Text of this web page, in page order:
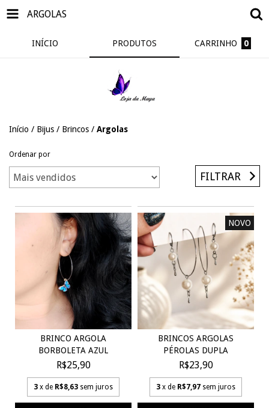
ARGOLAS
INÍCIO PRODUTOS CARRINHO 0
Início / Bijus / Brincos / Argolas
Ordenar por
FILTRAR
BRINCO ARGOLA
BORBOLETA AZUL
R$25,90
3 x de R$8,63 sem juros
NOVO
BRINCOS ARGOLAS
PÉROLAS DUPLA
R$23,90
3 x de R$7,97 sem juros